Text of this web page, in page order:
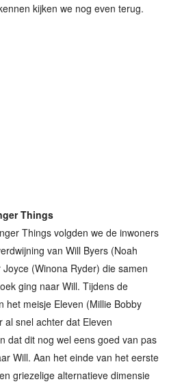
kijken we nog even terug.
Things
Things volgden we de inwoners
van Will Byers (Noah
(Winona Ryder) die samen
ging naar Will. Tijdens de
het meisje Eleven (Millie Bobby
al snel achter dat Eleven
dat dit nog wel eens goed van pas
Will. Aan het einde van het eerste
griezelige alternatieve dimensie